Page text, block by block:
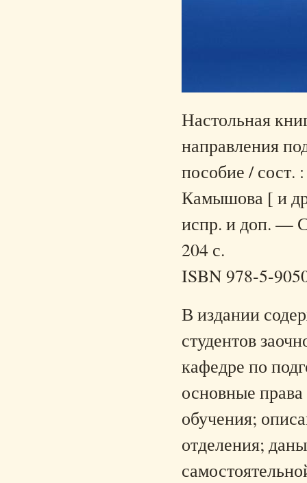
Настольная
направления
пособие /
Камышова [ и
испр. и доп. —
204 с.
ISBN 978-5-
В издании
студентов
кафедре по
основные
обучения;
отделения;